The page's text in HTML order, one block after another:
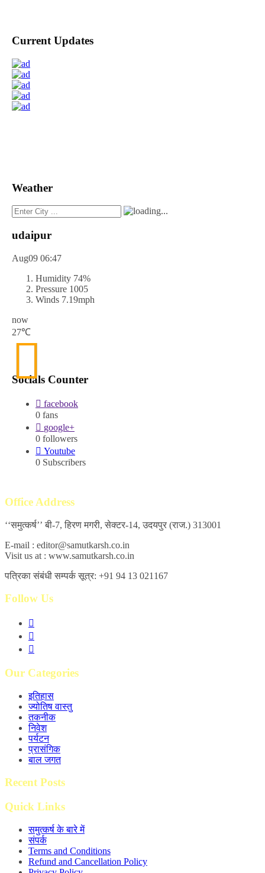
Current Updates
Weather
udaipur
Aug09 06:47
Humidity 74%
Pressure 1005
Winds 7.19mph
now
27℃
Socials Counter
facebook
0 fans
google+
0 followers
Youtube
0 Subscribers
Office Address
‘‘समुत्कर्ष’’ बी-7, हिरण मगरी, सेक्टर-14, उदयपुर (राज.) 313001
E-mail : editor@samutkarsh.co.in
Visit us at : www.samutkarsh.co.in
पत्रिका संबंधी सम्पर्क सूत्र: +91 94 13 021167
Follow Us
Our Categories
इतिहास
ज्योतिष वास्तु
तकनीक
निवेश
पर्यटन
प्रासंगिक
बाल जगत
Recent Posts
Quick Links
समुत्कर्ष के बारे में
संपर्क
Terms and Conditions
Refund and Cancellation Policy